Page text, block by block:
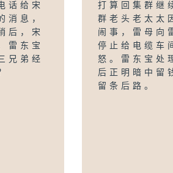
话给宋
消息，
后，宋
雷东宝
兄弟经
打算回集群继
群老头老太太
闹事，雷母向
停止给电缆车
怒。雷东宝处
后正明暗中留
留条后路。